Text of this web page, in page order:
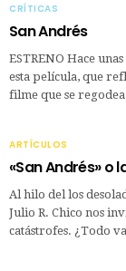
CRÍTICAS
San Andrés
ESTRENO Hace
esta película, que
filme que se
ARTÍCULOS
«San Andrés» o
Al hilo del los
Julio R. Chico nos
catástrofes. ¿Todo